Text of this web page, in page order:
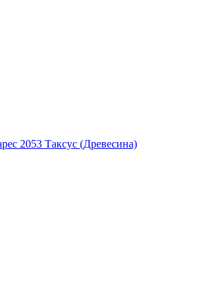
2053 Таксус (Древесина)